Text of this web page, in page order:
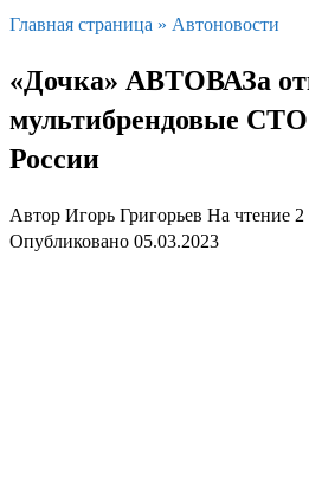
Главная страница » Автоновости
«Дочка» АВТОВАЗа
мультибрендовые СТО
России
Автор Игорь Григорьев На чтение
Опубликовано 05.03.2023